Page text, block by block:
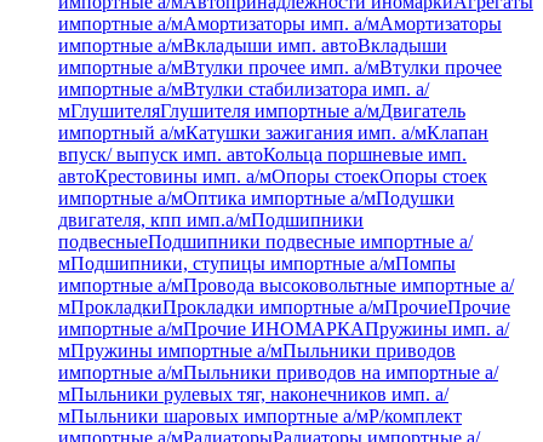
импортные а/мАмортизаторы имп. а/мАмортизаторы
импортные а/мВкладыши имп. автоВкладыши
импортные а/мВтулки прочее имп. а/мВтулки прочее
импортные а/мВтулки стабилизатора имп. а/
мГлушителяГлушителя импортные а/мДвигатель
импортный а/мКатушки зажигания имп. а/мКлапан
впуск/ выпуск имп. автоКольца поршневые имп.
автоКрестовины имп. а/мОпоры стоекОпоры стоек
импортные а/мОптика импортные а/мПодушки
двигателя, кпп имп.а/мПодшипники
подвесныеПодшипники подвесные импортные а/
мПодшипники, ступицы импортные а/мПомпы
импортные а/мПровода высоковольтные импортные а/
мПрокладкиПрокладки импортные а/мПрочиеПрочие
импортные а/мПрочие ИНОМАРКАПружины имп. а/
мПружины импортные а/мПыльники приводов
импортные а/мПыльники приводов на импортные а/
мПыльники рулевых тяг, наконечников имп. а/
мПыльники шаровых импортные а/мР/комплект
импортные а/мРадиаторыРадиаторы импортные а/